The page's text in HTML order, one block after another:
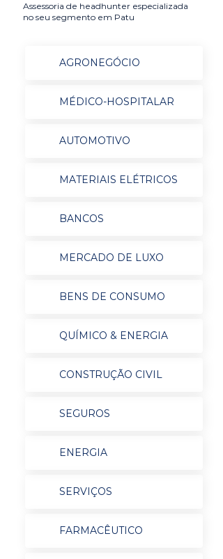
Assessoria de headhunter especializada
no seu segmento em Patu
AGRONEGÓCIO
MÉDICO-HOSPITALAR
AUTOMOTIVO
MATERIAIS ELÉTRICOS
BANCOS
MERCADO DE LUXO
BENS DE CONSUMO
QUÍMICO & ENERGIA
CONSTRUÇÃO CIVIL
SEGUROS
ENERGIA
SERVIÇOS
FARMACÊUTICO